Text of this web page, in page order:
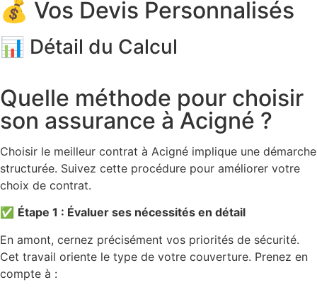
💰 Vos Devis Personnalisés
📊 Détail du Calcul
Quelle méthode pour choisir
son assurance à Acigné ?
Choisir le meilleur contrat à Acigné implique une démarche
structurée. Suivez cette procédure pour améliorer votre
choix de contrat.
✅ Étape 1 : Évaluer ses nécessités en détail
En amont, cernez précisément vos priorités de sécurité.
Cet travail oriente le type de votre couverture. Prenez en
compte à :